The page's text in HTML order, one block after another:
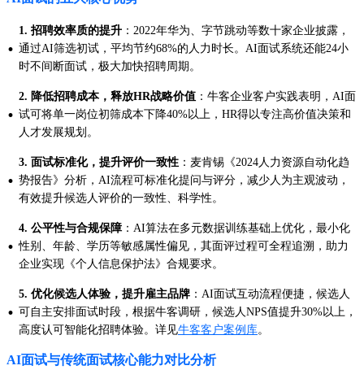
·
1. 招聘效率质的提升 ：2022年华为、字节跳动等数十家企业披露，
通过AI筛选初试，平均节约68%的人力时长。AI面试系统还能24小
时不间断面试，极大加快招聘周期。
·
2. 降低招聘成本，释放HR战略价值 ：牛客企业客户实践表明，AI面
试可将单一岗位初筛成本下降40%以上，HR得以专注高价值决策和
人才发展规划。
·
3. 面试标准化，提升评价一致性 ：麦肯锡《2024人力资源自动化趋
势报告》分析，AI流程可标准化提问与评分，减少人为主观波动，
有效提升候选人评价的一致性、科学性。
·
4. 公平性与合规保障 ：AI算法在多元数据训练基础上优化，最小化
性别、年龄、学历等敏感属性偏见，其面评过程可全程追溯，助力
企业实现《个人信息保护法》合规要求。
·
5. 优化候选人体验，提升雇主品牌 ：AI面试互动流程便捷，候选人
可自主安排面试时段，根据牛客调研，候选人NPS值提升30%以上，
高度认可智能化招聘体验。详见牛客客户案例库。
AI面试与传统面试核心能力对比分析